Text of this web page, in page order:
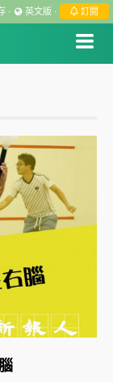
· 英文版 · 訂閱